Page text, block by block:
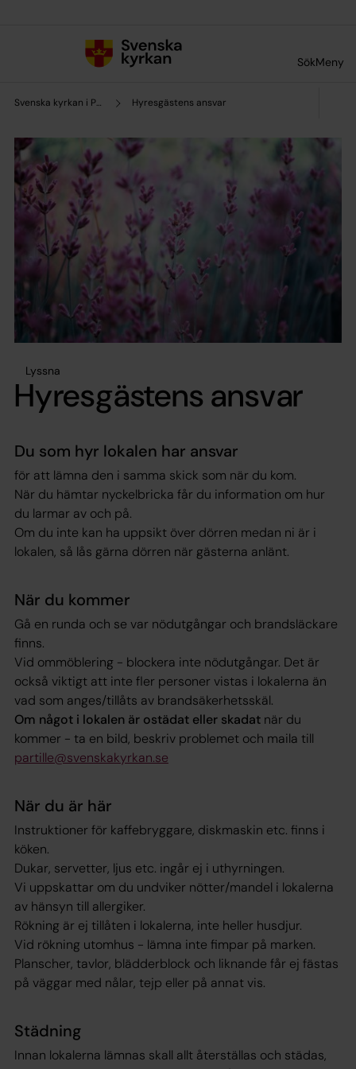
SökMeny
Svenska kyrkan i Partille Hyresgästens ansvar
Lyssna
Hyresgästens ansvar
Du som hyr lokalen har ansvar
för att lämna den i samma skick som när du kom.
När du hämtar nyckelbricka får du information om hur
du larmar av och på.
Om du inte kan ha uppsikt över dörren medan ni är i
lokalen, så lås gärna dörren när gästerna anlänt.
När du kommer
Gå en runda och se var nödutgångar och brandsläckare
finns.
Vid ommöblering - blockera inte nödutgångar. Det är
också viktigt att inte fler personer vistas i lokalerna än
vad som anges/tillåts av brandsäkerhetsskäl.
Om något i lokalen är ostädat eller skadat när du
kommer - ta en bild, beskriv problemet och maila till
partille@svenskakyrkan.se
När du är här
Instruktioner för kaffebryggare, diskmaskin etc. finns i
köken.
Dukar, servetter, ljus etc. ingår ej i uthyrningen.
Vi uppskattar om du undviker nötter/mandel i lokalerna
av hänsyn till allergiker.
Rökning är ej tillåten i lokalerna, inte heller husdjur.
Vid rökning utomhus - lämna inte fimpar på marken.
Planscher, tavlor, blädderblock och liknande får ej fästas
på väggar med nålar, tejp eller på annat vis.
Städning
Innan lokalerna lämnas skall allt återställas och städas,